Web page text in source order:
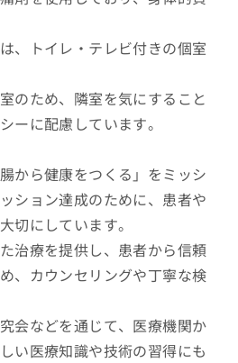
、トイレ・テレビ付きの個室
のため、隣室を気にすること
ーに配慮しています。
から健康をつくる」をミッシ
ション達成のために、患者や
切にしています。
治療を提供し、患者から信頼
、カウンセリングや丁寧な検
会などを通じて、医療機関か
い医療知識や技術の習得にも